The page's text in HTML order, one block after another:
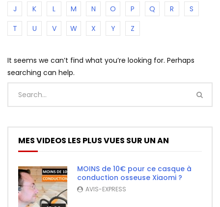
J
K L M N O P Q R
S
T
U V W X Y Z
It seems we can’t find what you’re looking for. Perhaps
searching can help.
MES VIDEOS LES PLUS VUES SUR UN AN
MOINS de 10€ pour ce casque à
conduction osseuse Xiaomi ?
AVIS-EXPRESS